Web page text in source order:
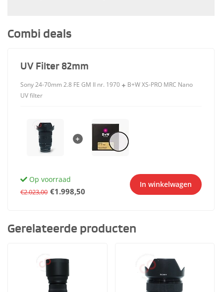
Combi deals
UV Filter 82mm
Sony 24-70mm 2.8 FE GM II nr. 1970
B+W XS-PRO MRC Nano
UV filter
Op voorraad
€2.023,00 €1.998,50
In winkelwagen
Gerelateerde producten